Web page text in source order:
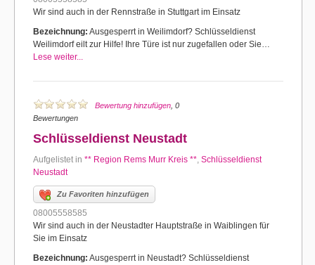
Wir sind auch in der Rennstraße in Stuttgart im Einsatz
Bezeichnung: Ausgesperrt in Weilimdorf? Schlüsseldienst
Weilimdorf eilt zur Hilfe! Ihre Türe ist nur zugefallen oder Sie…
Lese weiter...
Bewertung hinzufügen , 0
Bewertungen
Schlüsseldienst Neustadt
Aufgelistet in ** Region Rems Murr Kreis **, Schlüsseldienst
Neustadt
Zu Favoriten hinzufügen
08005558585
Wir sind auch in der Neustadter Hauptstraße in Waiblingen für
Sie im Einsatz
Bezeichnung: Ausgesperrt in Neustadt? Schlüsseldienst